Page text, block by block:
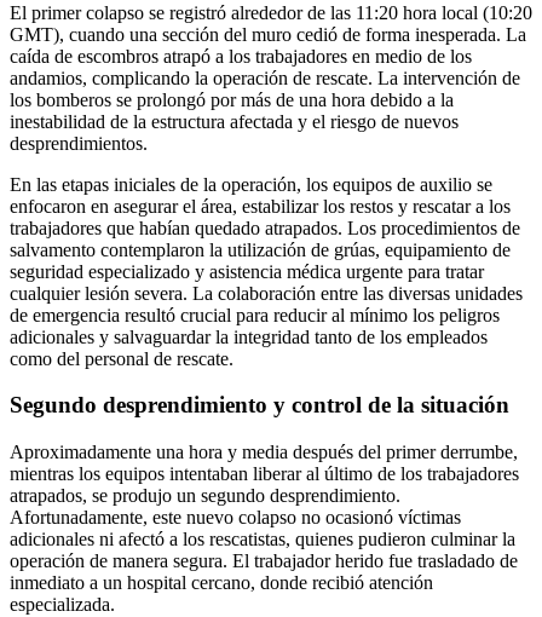
El primer colapso se registró alrededor de las 11:20 hora local (10:20
GMT), cuando una sección del muro cedió de forma inesperada. La
caída de escombros atrapó a los trabajadores en medio de los
andamios, complicando la operación de rescate. La intervención de
los bomberos se prolongó por más de una hora debido a la
inestabilidad de la estructura afectada y el riesgo de nuevos
desprendimientos.
En las etapas iniciales de la operación, los equipos de auxilio se
enfocaron en asegurar el área, estabilizar los restos y rescatar a los
trabajadores que habían quedado atrapados. Los procedimientos de
salvamento contemplaron la utilización de grúas, equipamiento de
seguridad especializado y asistencia médica urgente para tratar
cualquier lesión severa. La colaboración entre las diversas unidades
de emergencia resultó crucial para reducir al mínimo los peligros
adicionales y salvaguardar la integridad tanto de los empleados
como del personal de rescate.
Segundo desprendimiento y control de la situación
Aproximadamente una hora y media después del primer derrumbe,
mientras los equipos intentaban liberar al último de los trabajadores
atrapados, se produjo un segundo desprendimiento.
Afortunadamente, este nuevo colapso no ocasionó víctimas
adicionales ni afectó a los rescatistas, quienes pudieron culminar la
operación de manera segura. El trabajador herido fue trasladado de
inmediato a un hospital cercano, donde recibió atención
especializada.